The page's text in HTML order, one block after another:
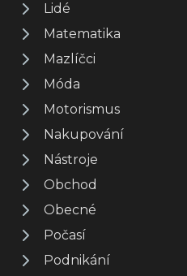
Lidé
Matematika
Mazlíčci
Móda
Motorismus
Nakupování
Nástroje
Obchod
Obecné
Počasí
Podnikání